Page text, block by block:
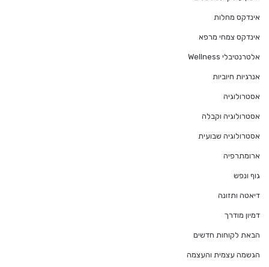
אינדקס מחלות
אינדקס צמחי מרפא
אלטרנטיבלי Wellness
אנרגיות חיוביות
אסטרולוגיה
אסטרולוגיה וקבלה
אסטרולוגיה שבועית
ארומתרפיה
גוף ונפש
דיאטה ותזונה
דמיון מודרך
הבאת לקוחות חדשים
הגשמה עצמית והעצמה